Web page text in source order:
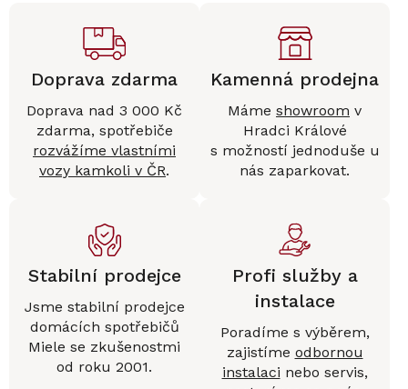
Doprava zdarma
Doprava nad 3 000 Kč
zdarma, spotřebiče
rozvážíme vlastními
vozy kamkoli v ČR.
Kamenná prodejna
Máme showroom v
Hradci Králové
s možností jednoduše u
nás zaparkovat.
Stabilní prodejce
Jsme stabilní prodejce
domácích spotřebičů
Miele se zkušenostmi
od roku 2001.
Profi služby a
instalace
Poradíme s výběrem,
zajistíme odbornou
instalaci nebo servis,